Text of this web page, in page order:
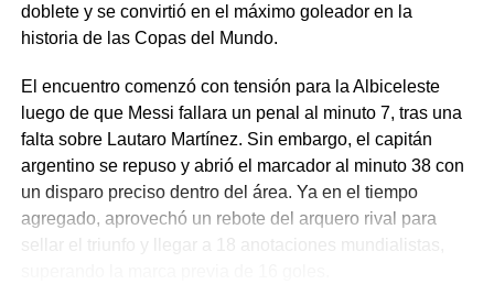
doblete y se convirtió en el máximo goleador en la
historia de las Copas del Mundo.
El encuentro comenzó con tensión para la Albiceleste
luego de que Messi fallara un penal al minuto 7, tras una
falta sobre Lautaro Martínez. Sin embargo, el capitán
argentino se repuso y abrió el marcador al minuto 38 con
un disparo preciso dentro del área. Ya en el tiempo
agregado, aprovechó un rebote del arquero rival para
sellar el triunfo y llegar a 18 anotaciones mundialistas,